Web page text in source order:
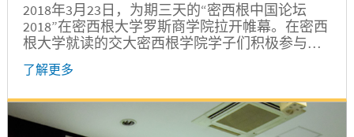
2018年3月23日，为期三天的“密西根中国论坛
2018”在密西根大学罗斯商学院拉开帷幕。在密西
根大学就读的交大密西根学院学子们积极参与了
论坛的组织和筹办工作，助力密西根中国论坛
2018成功举办。
了解更多